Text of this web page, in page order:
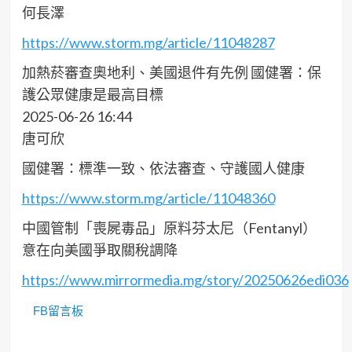
何長澤
https://www.storm.mg/article/11048287
加熱菸審查奧地利、美國退件有先例 國健署：保
護公眾健康是最高目標
2025-06-26 16:44
唐可欣
國健署：標準一致、依法審查、守護國人健康
https://www.storm.mg/article/11048360
中國管制「喪屍毒品」原料芬太尼（Fentanyl）
意在向美國爭取關稅調降
https://www.mirrormedia.mg/story/20250626edi036
FB留言板